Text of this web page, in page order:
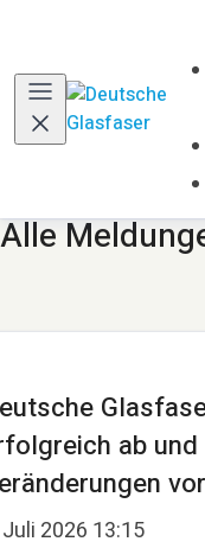
Alle
ab
vor
2026 13:15